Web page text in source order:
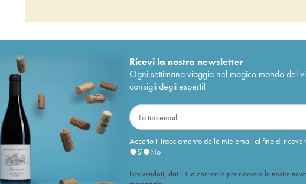
Ricevi la nostra newsletter
Ogni settimana viaggia nel magico mondo del
consigli degli esperti!
Accetto il tracciamento delle mie email al fine di
Sì
No
Iscrivendoti, dai il tuo consenso per ricevere le nostre